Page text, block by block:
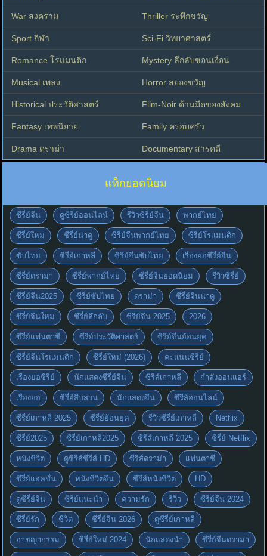
War สงคราม Thriller ระทึกขวัญ
Sport กีฬา Sci-Fi วิทยาศาสตร์
Romance โรแมนติก Mystery ลึกลับซ่อนเงื่อน
Musical เพลง Horror สยองขวัญ
Historical ประวัติศาสตร์ Film-Noir ด้านมืดของสังคม
Fantasy เทพนิยาย Family ครอบครัว
Drama ดราม่า Documentary สารคดี
แท็กยอดนิยม
ซีรี่ย์จีน ดูซีรี่ย์ออนไลน์ รีวิวซีรี่ย์จีน พากย์ไทย
ซีรี่ย์ใหม่ ซีรี่ย์น่าดู ซีรี่ย์จีนพากย์ไทย ซีรี่ย์โรแมนติก
ซับไทย ซีรี่ย์เกาหลี ซีรี่ย์จีนซับไทย เรื่องย่อซีรี่ย์จีน
ซีรี่ย์ดราม่า ซีรี่ย์พากย์ไทย ซีรี่ย์จีนยอดนิยม รีวิวซีรี่ย์
ซีรี่ย์จีน2025 ซีรี่ย์ซับไทย ดราม่า ซีรี่ย์จีนน่าดู
ซีรี่ย์จีนใหม่ ซีรี่ย์ลึกลับ ซีรี่ย์จีน 2025 2026
ซีรี่ย์แฟนตาซี ซีรี่ย์ประวัติศาสตร์ ซีรี่ย์จีนย้อนยุค
ซีรี่ย์จีนโรแมนติก ซีรี่ย์ใหม่ (2026) คะแนนซีรี่ย์
เรื่องย่อซีรี่ย์ นักแสดงซีรี่ย์จีน ซีรีส์เกาหลี กำลังออนแอร์
เรื่องย่อ ซีรี่ย์สืบสวน นักแสดงจีน ซีรีส์ออนไลน์
ซีรี่ย์เกาหลี 2025 ซีรี่ย์ย้อนยุค รีวิวซีรี่ย์เกาหลี Netflix
ซีรี่ย์2025 ซีรี่ย์เกาหลี2025 ซีรีส์เกาหลี 2025 ซีรี่ย์ Netflix
หนังชีวิต ดูซีรีส์ซีรีส์ HD ซีรีส์ดราม่า แฟนตาซี
ซีรี่ย์แอคชั่น หนังชีวิตจีน ซีรีส์หนังชีวิต HD
ดูซีรี่ย์จีน ซีรี่ย์แนะนำ ความรัก รีวิว ซีรี่ย์จีน 2024
ซีรี่ย์รัก ชีวิต ซีรี่ย์จีน 2026 ดูซีรี่ย์เกาหลี
อาชญากรรม ซีรี่ย์ใหม่ 2024 นักแสดงนำ ซีรี่ย์จีนดราม่า